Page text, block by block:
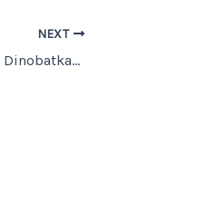
NEXT
Empat Student SMK Skye Digipreneur Resmi Dinobatkan sebagai Young Entrepreneur 2026